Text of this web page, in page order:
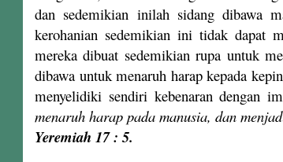
dan sedemikian inilah sidang dibawa
kerohanian sedemikian ini tidak dapat
mereka dibuat sedemikian rupa untuk
dibawa untuk menaruh harap kepada
menyelidiki sendiri kebenaran dengan
menaruh harap pada manusia, dan
Yeremiah 17 : 5.